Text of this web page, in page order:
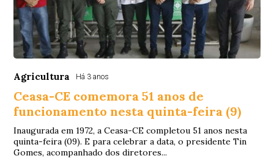
Agricultura Há 3 anos
Ceasa-CE comemora 51 anos de
funcionamento nesta quinta-feira (9)
Inaugurada em 1972, a Ceasa-CE completou 51 anos nesta
quinta-feira (09). E para celebrar a data, o presidente Tin
Gomes, acompanhado dos diretores...